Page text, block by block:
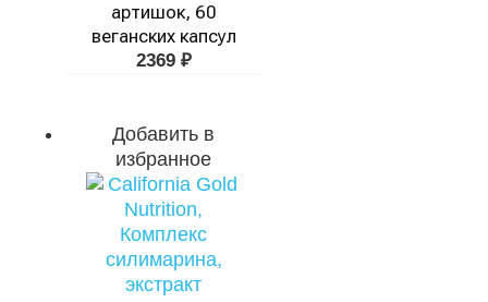
артишок, 60
веганских капсул
2369 ₽
Добавить в
избранное